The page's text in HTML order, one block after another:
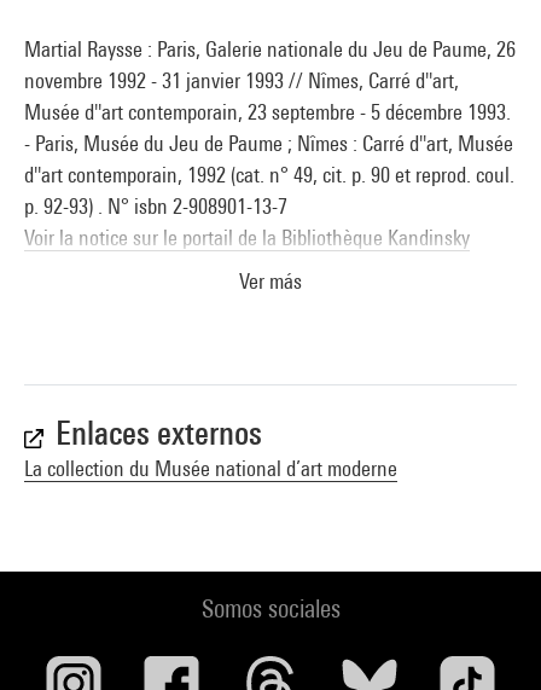
Martial Raysse : Paris, Galerie nationale du Jeu de Paume, 26
novembre 1992 - 31 janvier 1993 // Nîmes, Carré d''art,
Musée d''art contemporain, 23 septembre - 5 décembre 1993.
- Paris, Musée du Jeu de Paume ; Nîmes : Carré d''art, Musée
d''art contemporain, 1992 (cat. n° 49, cit. p. 90 et reprod. coul.
p. 92-93) . N° isbn 2-908901-13-7
Voir la notice sur le portail de la Bibliothèque Kandinsky
Les années pop 1956-1968 : Paris, Centre Pompidou, Galerie
1, 15 mars - 18 juin 2001. - Paris : éd. du Centre Pompidou,
d''art moderne, Galerie 1, 14 mai-2 septembre 2014. - Paris :
Ver más
Enlaces externos
La collection du Musée national d’art moderne
Somos sociales